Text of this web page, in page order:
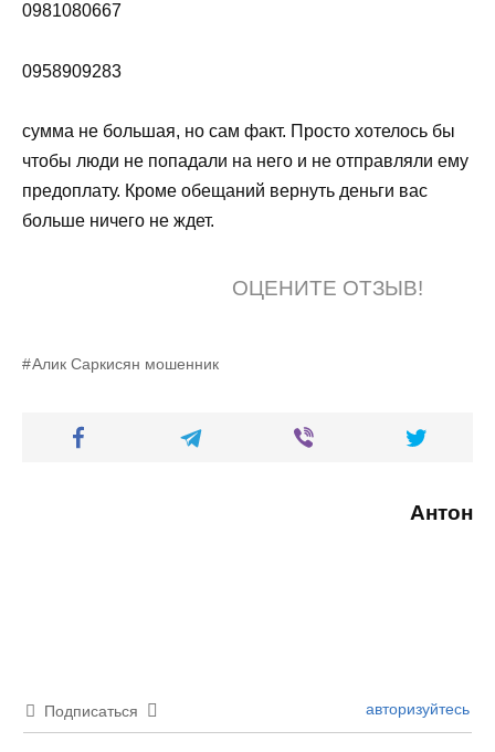
0981080667
0958909283
сумма не большая, но сам факт. Просто хотелось бы
чтобы люди не попадали на него и не отправляли ему
предоплату. Кроме обещаний вернуть деньги вас
больше ничего не ждет.
ОЦЕНИТЕ ОТЗЫВ!
Алик Саркисян мошенник
Антон
Подписаться авторизуйтесь